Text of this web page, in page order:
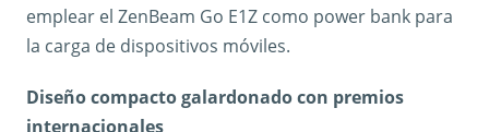
emplear el ZenBeam Go E1Z como power bank para
la carga de dispositivos móviles.
Diseño compacto galardonado con premios
internacionales